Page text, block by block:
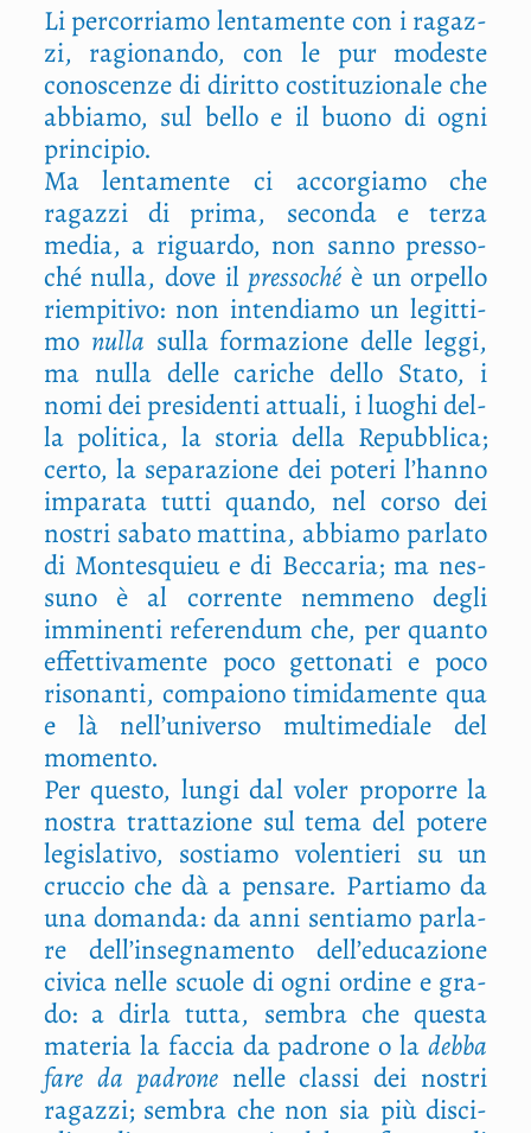
Li per­cor­ria­mo len­ta­men­te con i ragaz­
zi, ragio­nan­do, con le pur mode­ste
cono­scen­ze di dirit­to costi­tu­zio­na­le che
abbia­mo, sul bel­lo e il buo­no di ogni
principio.
Ma len­ta­men­te ci accor­gia­mo che
ragaz­zi di pri­ma, secon­da e ter­za
media, a riguar­do, non san­no pres­so­
ché nul­la, dove il pres­so­ché è un orpel­lo
riem­pi­ti­vo: non inten­dia­mo un legit­ti­
mo nul­la sul­la for­ma­zio­ne del­le leg­gi,
ma nul­la del­le cari­che del­lo Sta­to, i
nomi dei pre­si­den­ti attua­li, i luo­ghi del­
la poli­ti­ca, la sto­ria del­la Repub­bli­ca;
cer­to, la sepa­ra­zio­ne dei pote­ri l’hanno
impa­ra­ta tut­ti quan­do, nel cor­so dei
nostri saba­to mat­ti­na, abbia­mo par­la­to
di Mon­te­squieu e di Bec­ca­ria; ma nes­
su­no è al cor­ren­te nem­me­no degli
immi­nen­ti refe­ren­dum che, per quan­to
effet­ti­va­men­te poco get­to­na­ti e poco
riso­nan­ti, com­pa­io­no timi­da­men­te qua
e là nell’universo mul­ti­me­dia­le del
momento.
Per que­sto, lun­gi dal voler pro­por­re la
nostra trat­ta­zio­ne sul tema del pote­re
legi­sla­ti­vo, sostia­mo volen­tie­ri su un
cruc­cio che dà a pen­sa­re. Par­tia­mo da
una doman­da: da anni sen­tia­mo par­la­
re dell’insegnamento dell’educazione
civi­ca nel­le scuo­le di ogni ordi­ne e gra­
do: a dir­la tut­ta, sem­bra che que­sta
mate­ria la fac­cia da padro­ne o ladeb­ba
fare da padro­nenel­le clas­si dei nostri
ragaz­zi; sem­bra che non sia più disci­